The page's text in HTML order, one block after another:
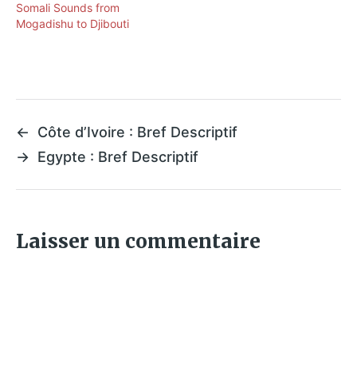
Somali Sounds from
Mogadishu to Djibouti
←
Côte d’Ivoire : Bref Descriptif
→ Egypte : Bref Descriptif
Laisser un commentaire